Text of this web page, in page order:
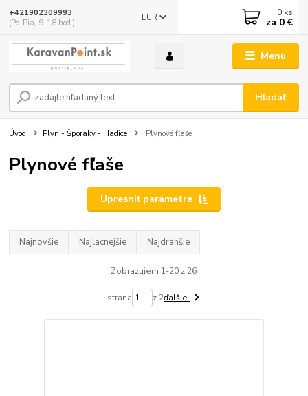
Menu
EUR
Hľadať
+421902309993
(Po-Pia, 9-18 hod.)
0 ks
za 0 €
Úvod Plyn - Šporaky - Hadice Plynové fľaše
Plynové fľaše
Upresniť parametre
Najnovšie Najlacnejšie Najdrahšie
Zobrazujem 1-20 z 26
strana z 2ďalšie